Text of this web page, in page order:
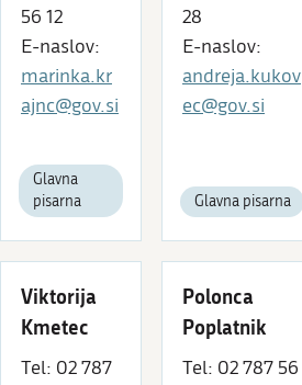
56 12
E-naslov:
marinka.kr
ajnc@gov.si
Glavna
pisarna
28
E-naslov:
andreja.kukov
ec@gov.si
Glavna pisarna
Viktorija
Kmetec
Tel: 02 787
Polonca
Poplatnik
Tel: 02 787 56